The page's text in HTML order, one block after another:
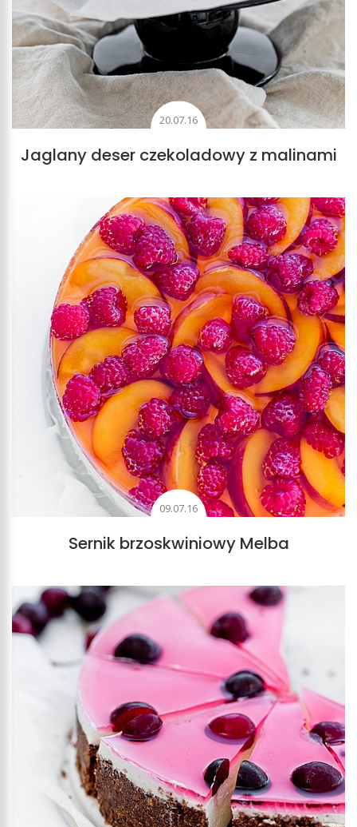
20.07.16
Jaglany deser czekoladowy z malinami
09.07.16
Sernik brzoskwiniowy Melba